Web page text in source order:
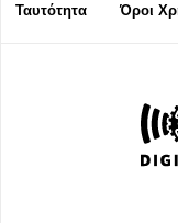
Ταυτότητα Όροι